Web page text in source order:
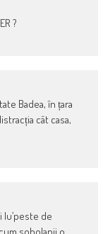
?
Badea, în țara
cât casa,
de